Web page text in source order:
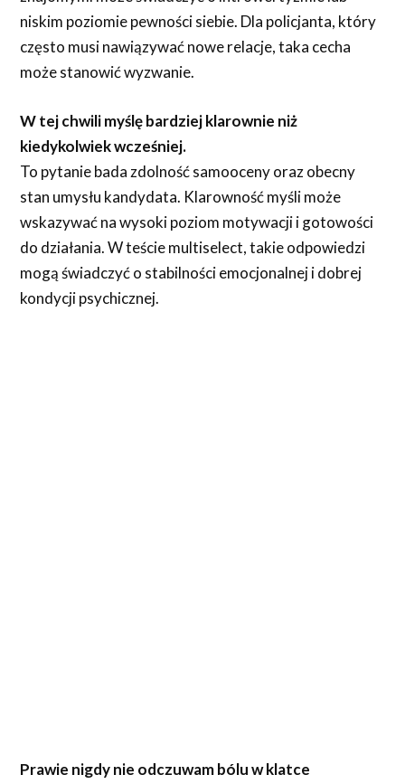
niskim poziomie pewności siebie. Dla policjanta, który
często musi nawiązywać nowe relacje, taka cecha
może stanowić wyzwanie.
W tej chwili myślę bardziej klarownie niż
kiedykolwiek wcześniej.
To pytanie bada zdolność samooceny oraz obecny
stan umysłu kandydata. Klarowność myśli może
wskazywać na wysoki poziom motywacji i gotowości
do działania. W teście multiselect, takie odpowiedzi
mogą świadczyć o stabilności emocjonalnej i dobrej
kondycji psychicznej.
Prawie nigdy nie odczuwam bólu w klatce